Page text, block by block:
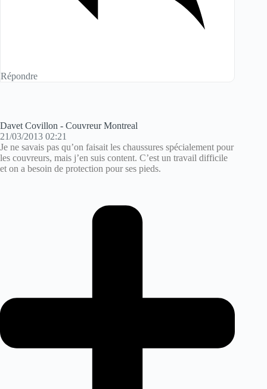
Répondre
Davet Covillon - Couvreur Montreal
21/03/2013 02:21
Je ne savais pas qu’on faisait les chaussures spécialement pour
les couvreurs, mais j’en suis content. C’est un travail difficile
et on a besoin de protection pour ses pieds.